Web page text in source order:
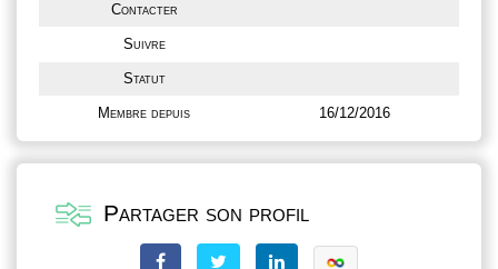
Contacter
Suivre
Statut
Membre depuis 16/12/2016
Partager son profil